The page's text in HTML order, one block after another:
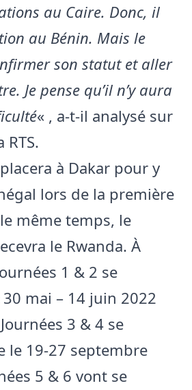
au Caire. Donc, il
au Bénin. Mais le
son statut et aller
Je pense qu’il n’y aura
« , a-t-il analysé sur
à Dakar pour y
lors de la première
même temps, le
le Rwanda. À
1 & 2 se
mai – 14 juin 2022
3 & 4 se
le 19-27 septembre
5 & 6 vont se